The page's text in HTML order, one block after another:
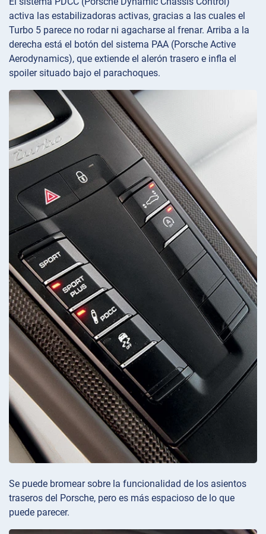
activa las estabilizadoras activas, gracias a las cuales el
Turbo 5 parece no rodar ni agacharse al frenar. Arriba a la
derecha está el botón del sistema PAA (Porsche Active
Aerodynamics), que extiende el alerón trasero e infla el
spoiler situado bajo el parachoques.
Se puede bromear sobre la funcionalidad de los asientos
traseros del Porsche, pero es más espacioso de lo que
puede parecer.